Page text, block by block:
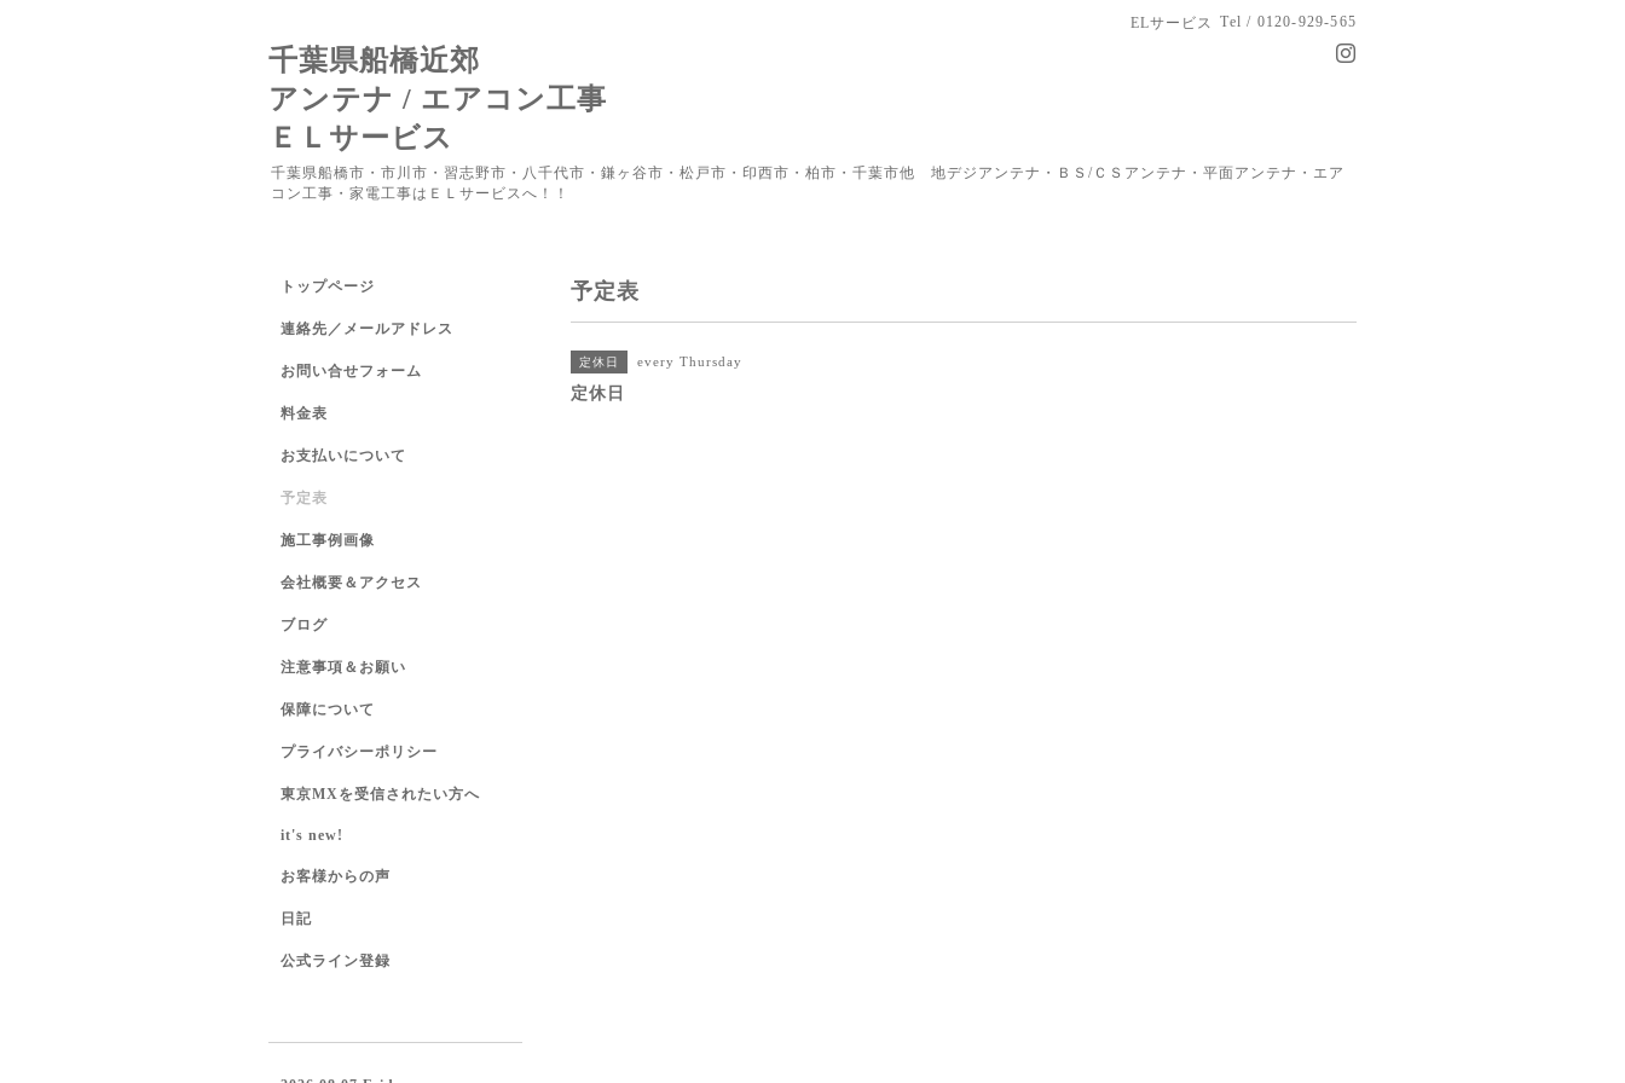
ELサービス Tel / 0120-929-565
千葉県船橋近郊
アンテナ / エアコン工事
ＥＬサービス
千葉県船橋市・市川市・習志野市・八千代市・鎌ヶ谷市・松戸市・印西市・柏市・千葉市他 地デジアンテナ・ＢＳ/ＣＳアンテナ・平面アンテナ・エア
コン工事・家電工事はＥＬサービスへ！！
予定表
定休日 every Thursday
定休日
トップページ
連絡先／メールアドレス
お問い合せフォーム
料金表
お支払いについて
予定表
施工事例画像
会社概要＆アクセス
ブログ
注意事項＆お願い
保障について
プライバシーポリシー
東京MXを受信されたい方へ
it's new!
お客様からの声
日記
公式ライン登録